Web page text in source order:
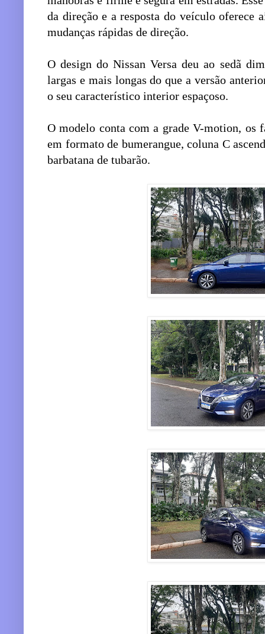
da direção e a resposta do veículo oferece
mudanças rápidas de direção.
O design do Nissan Versa deu ao sedã
largas e mais longas do que a versão
o seu característico interior espaçoso.
O modelo conta com a grade V-motion, os
em formato de bumerangue, coluna C
barbatana de tubarão.